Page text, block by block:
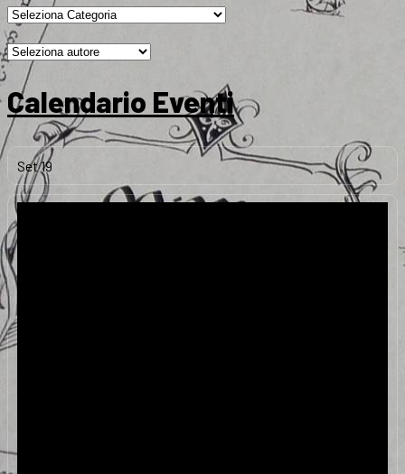
Calendario Eventi
Set19